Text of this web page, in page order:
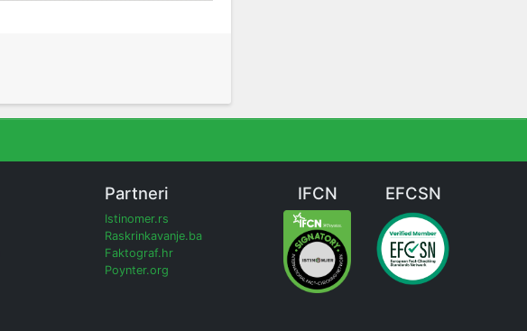
Partneri
Istinomer.rs
Raskrinkavanje.ba
Faktograf.hr
Poynter.org
IFCN EFCSN